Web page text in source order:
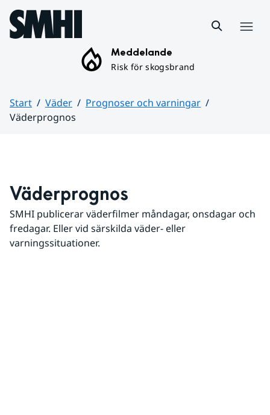
Hoppa till sidans innehåll
Meddelande
Risk för skogsbrand
Start Väder
Prognoser och varningar
Väderprognos
Väderprognos
SMHI publicerar väderfilmer måndagar, onsdagar och
fredagar. Eller vid särskilda väder- eller
varningssituationer.